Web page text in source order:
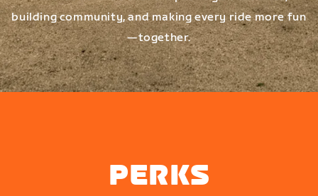
building community, and making every ride more fun
—together.
PERKS